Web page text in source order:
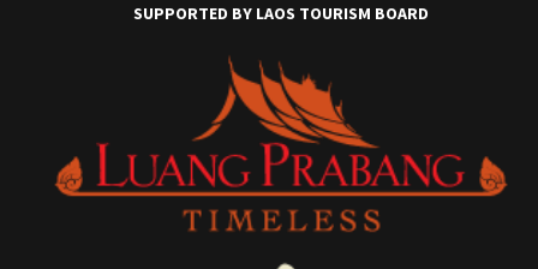
SUPPORTED BY LAOS TOURISM BOARD